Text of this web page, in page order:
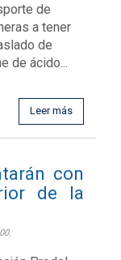
de
a tener
de
de ácido...
Leer más
con
de la